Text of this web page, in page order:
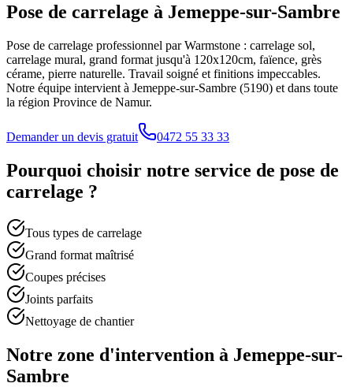
Pose de carrelage à Jemeppe-sur-Sambre
Pose de carrelage professionnel par Warmstone : carrelage sol,
carrelage mural, grand format jusqu'à 120x120cm, faïence, grès
cérame, pierre naturelle. Travail soigné et finitions impeccables.
Notre équipe intervient à Jemeppe-sur-Sambre (5190) et dans toute
la région Province de Namur.
Demander un devis gratuit 0472 55 33 33
Pourquoi choisir notre service de pose de
carrelage ?
Tous types de carrelage
Grand format maîtrisé
Coupes précises
Joints parfaits
Nettoyage de chantier
Notre zone d'intervention à Jemeppe-sur-
Sambre